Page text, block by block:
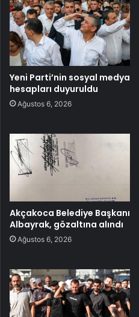
Yeni Parti’nin sosyal medya
hesapları duyuruldu
Ağustos 6, 2026
Akçakoca Belediye Başkanı
Albayrak, gözaltına alındı
Ağustos 6, 2026